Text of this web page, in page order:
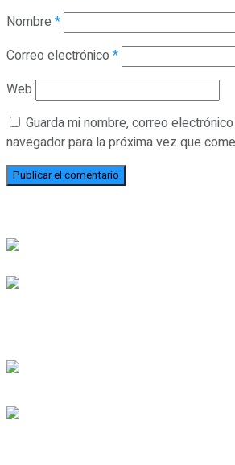
Nombre *
Correo electrónico *
Web
Guarda mi nombre, correo
navegador para la próxima vez que